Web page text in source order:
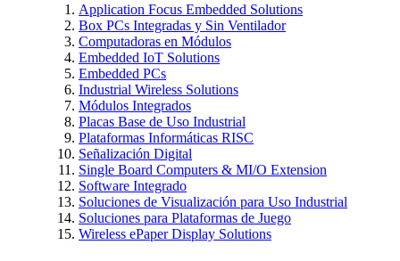
Application Focus Embedded Solutions
Box PCs Integradas y Sin Ventilador
Computadoras en Módulos
Embedded IoT Solutions
Embedded PCs
Industrial Wireless Solutions
Módulos Integrados
Placas Base de Uso Industrial
Plataformas Informáticas RISC
Señalización Digital
Single Board Computers & MI/O Extension
Software Integrado
Soluciones de Visualización para Uso Industrial
Soluciones para Plataformas de Juego
Wireless ePaper Display Solutions